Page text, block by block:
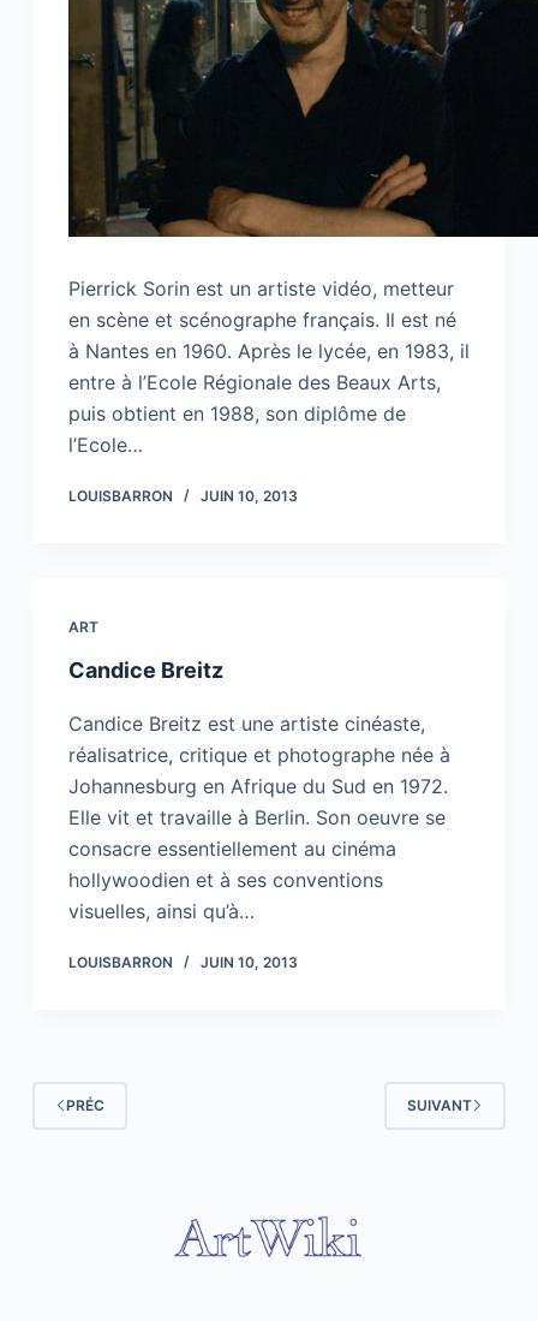
Pierrick Sorin est un artiste vidéo, metteur
en scène et scénographe français. Il est né
à Nantes en 1960. Après le lycée, en 1983, il
entre à l’Ecole Régionale des Beaux Arts,
puis obtient en 1988, son diplôme de
l’Ecole…
LOUISBARRON JUIN 10, 2013
ART
Candice Breitz
Candice Breitz est une artiste cinéaste,
réalisatrice, critique et photographe née à
Johannesburg en Afrique du Sud en 1972.
Elle vit et travaille à Berlin. Son oeuvre se
consacre essentiellement au cinéma
hollywoodien et à ses conventions
visuelles, ainsi qu’à…
LOUISBARRON JUIN 10, 2013
PRÉC SUIVANT